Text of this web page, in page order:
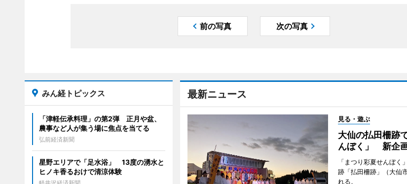
前の写真 次の写真
最新ニュース
見る・遊ぶ
大仙の払田柵跡
んぼく」 新企
「まつり彩夏せんぼく
跡「払田柵跡」（大仙
れる。
みん経トピックス
「津軽伝承料理」の第2弾 正月や盆、
農事など人が集う場に焦点を当てる
弘前経済新聞
星野エリアで「足水浴」 13度の湧水と
ヒノキ香るおけで清涼体験